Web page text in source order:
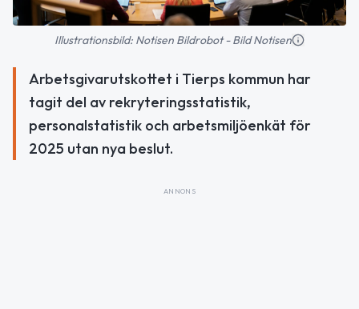
Illustrationsbild: Notisen Bildrobot - Bild Notisen
Arbetsgivarutskottet i Tierps kommun har
tagit del av rekryteringsstatistik,
personalstatistik och arbetsmiljöenkät för
2025 utan nya beslut.
ANNONS